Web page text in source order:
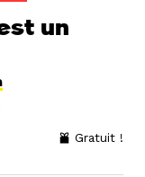
un
Gratuit !